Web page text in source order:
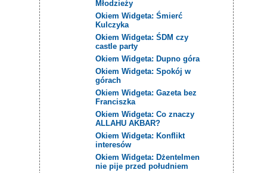
Młodzieży
Okiem Widgeta: Śmierć
Kulczyka
Okiem Widgeta: ŚDM czy
castle party
Okiem Widgeta: Dupno góra
Okiem Widgeta: Spokój w
górach
Okiem Widgeta: Gazeta bez
Franciszka
Okiem Widgeta: Co znaczy
ALLAHU AKBAR?
Okiem Widgeta: Konflikt
interesów
Okiem Widgeta: Dżentelmen
nie pije przed południem